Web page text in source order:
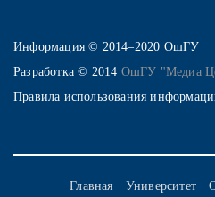
Информация © 2014–2020 ОшГУ
Разработка © 2014 ОшГУ "Медиа
Правила использования
Главная Университет